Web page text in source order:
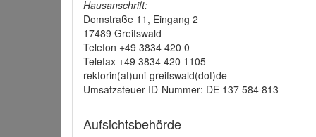
Hausanschrift:
Domstraße 11, Eingang 2
17489 Greifswald
Telefon +49 3834 420 0
Telefax +49 3834 420 1105
rektorin(at)uni-greifswald(dot)de
Umsatzsteuer-ID-Nummer: DE 137 584 813
Aufsichtsbehörde